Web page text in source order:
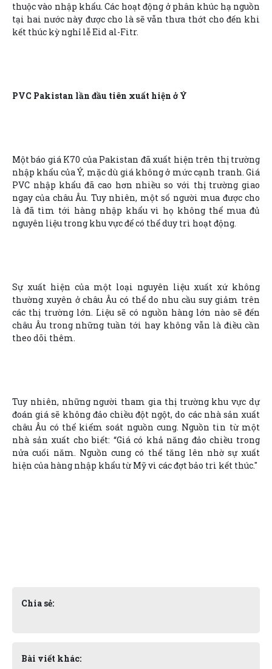
thuộc vào nhập khẩu. Các hoạt động ở phân khúc hạ nguồn
tại hai nước này được cho là sẽ vẫn thưa thớt cho đến khi
kết thúc kỳ nghỉ lễ Eid al-Fitr.
PVC Pakistan lần đầu tiên xuất hiện ở Ý
Một báo giá K70 của Pakistan đã xuất hiện trên thị trường
nhập khẩu của Ý, mặc dù giá không ở mức cạnh tranh. Giá
PVC nhập khẩu đã cao hơn nhiều so với thị trường giao
ngay của châu Âu. Tuy nhiên, một số người mua được cho
là đã tìm tới hàng nhập khẩu vì họ không thể mua đủ
nguyên liệu trong khu vực để có thể duy trì hoạt động.
Sự xuất hiện của một loại nguyên liệu xuất xứ không
thường xuyên ở châu Âu có thể do nhu cầu suy giảm trên
các thị trường lớn. Liệu sẽ có nguồn hàng lớn nào sẽ đến
châu Âu trong những tuần tới hay không vẫn là điều cần
theo dõi thêm.
Tuy nhiên, những người tham gia thị trường khu vực dự
đoán giá sẽ không đảo chiều đột ngột, do các nhà sản xuất
châu Âu có thể kiểm soát nguồn cung. Nguồn tin từ một
nhà sản xuất cho biết: “Giá có khả năng đảo chiều trong
nửa cuối năm. Nguồn cung có thể tăng lên nhờ sự xuất
hiện của hàng nhập khẩu từ Mỹ vì các đợt bảo trì kết thúc."
Chia sẻ:
Bài viết khác: